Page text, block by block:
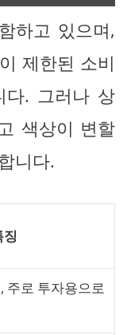
하고 있으며,
제한된 소비
다. 그러나 상
색상이 변할
니다.
징
주로 투자용으로